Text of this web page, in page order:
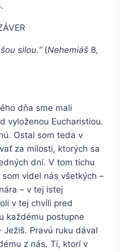
silou.“(Nehemiáš 8,
dňa sme mali
vyloženou Eucharistiou.
Ostal som teda v
za milosti, ktorých sa
dní. V tom tichu
videl nás všetkých –
– v tej istej
v tej chvíli pred
každému postupne
Pravú ruku dával
z nás. Tí, ktorí v